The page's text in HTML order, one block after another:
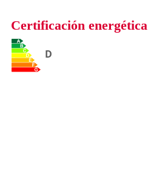
Certificación energética
D